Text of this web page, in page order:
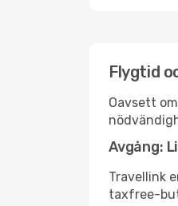
Flygtid
Oavsett
Avgång:
Travellink
taxfree-